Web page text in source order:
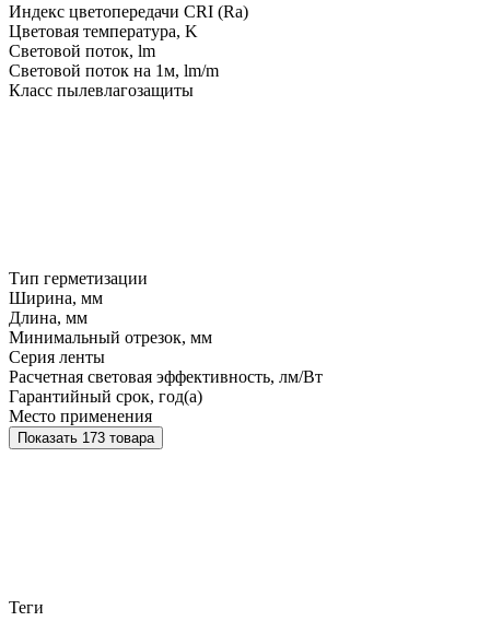
Индекс цветопередачи CRI (Ra)
Цветовая температура, K
Световой поток, lm
Световой поток на 1м, lm/m
Класс пылевлагозащиты
Тип герметизации
Ширина, мм
Длина, мм
Минимальный отрезок, мм
Серия ленты
Расчетная световая эффективность, лм/Вт
Гарантийный срок, год(а)
Место применения
Показать 173 товара
Теги